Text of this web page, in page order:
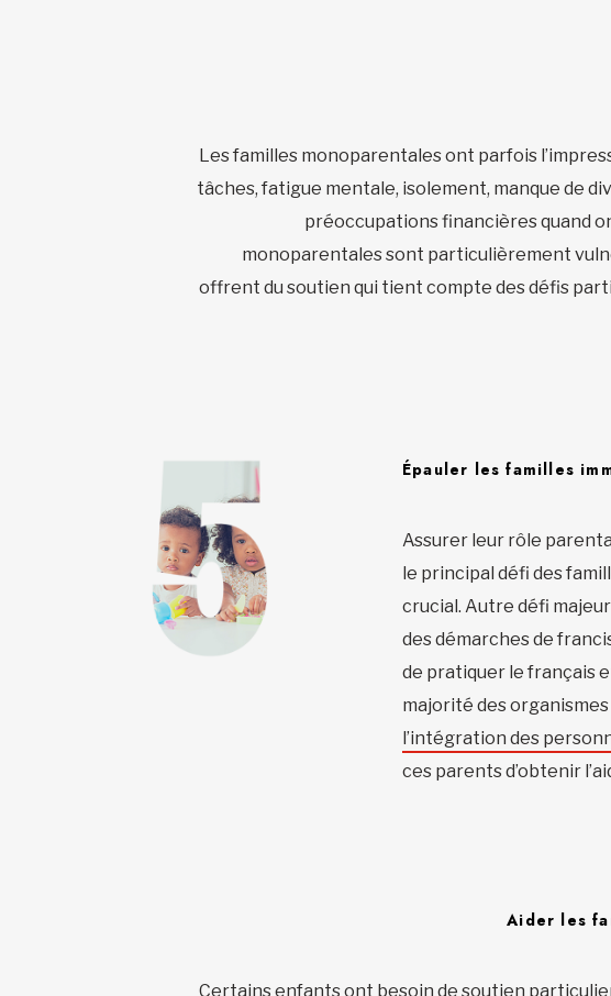
Les familles monoparentales ont parfois
tâches, fatigue mentale, isolement, manque de
préoccupations financières quand
monoparentales sont particulièrement
offrent du soutien qui tient compte des défis
Épauler les familles
Assurer leur rôle
le principal défi des
crucial. Autre défi
des démarches de
de pratiquer le français
majorité des
l’intégration des
ces parents d’obtenir
Aider les
Certains enfants ont besoin de soutien